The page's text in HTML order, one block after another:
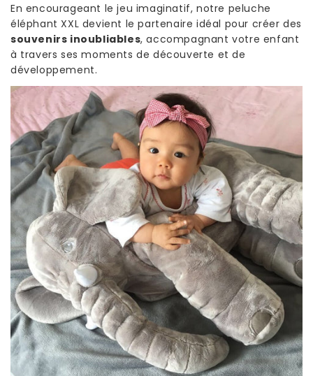
En encourageant le jeu imaginatif, notre peluche
éléphant XXL devient le partenaire idéal pour créer des
souvenirs inoubliables, accompagnant votre enfant
à travers ses moments de découverte et de
développement.